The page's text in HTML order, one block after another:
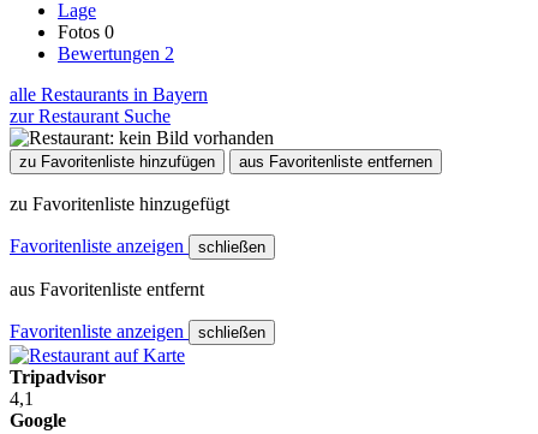
Lage
Fotos 0
Bewertungen 2
alle Restaurants in Bayern
zur Restaurant Suche
zu Favoritenliste hinzufügen aus Favoritenliste entfernen
zu Favoritenliste hinzugefügt
Favoritenliste anzeigen schließen
aus Favoritenliste entfernt
Favoritenliste anzeigen schließen
Tripadvisor
4,1
Google